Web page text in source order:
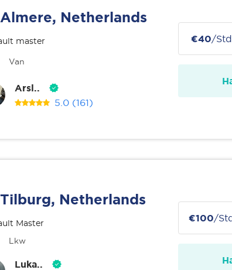
Almere, Netherlands
master
Van
Arsl..
5.0 (161)
€40/Std
Tilburg, Netherlands
Master
Lkw
Luka..
€100/